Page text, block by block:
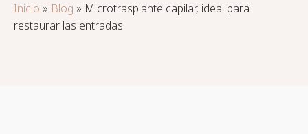
Inicio » Blog » Microtrasplante capilar, ideal para
restaurar las entradas